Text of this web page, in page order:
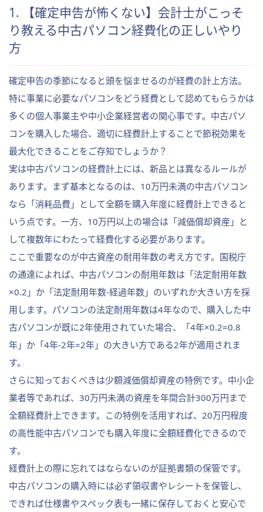
1. 【確定申告が怖くない】会計士がこっそ
り教える中古パソコン経費化の正しいやり
方
確定申告の季節になると頭を悩ませるのが経費の計上方法。
特に事業に必要なパソコンをどう経費として認めてもらうかは
多くの個人事業主や中小企業経営者の関心事です。中古パソ
コンを購入した場合、適切に経費計上することで節税効果を
最大化できることをご存知でしょうか？
実は中古パソコンの経費計上には、新品とは異なるルールが
あります。まず基本となるのは、10万円未満の中古パソコン
なら「消耗品費」として全額を購入年度に経費計上できると
いう点です。一方、10万円以上の場合は「減価償却資産」と
して複数年にわたって経費化する必要があります。
ここで重要なのが中古資産の耐用年数の考え方です。国税庁
の通達によれば、中古パソコンの耐用年数は「法定耐用年数
×0.2」か「法定耐用年数-経過年数」のいずれか大きい方を採
用します。パソコンの法定耐用年数は4年なので、購入した中
古パソコンが既に2年使用されていた場合、「4年×0.2=0.8
年」か「4年-2年=2年」の大きい方である2年が適用されま
す。
さらに知っておくべきは少額減価償却資産の特例です。中小企
業者等であれば、30万円未満の資産を年間合計300万円まで
全額経費計上できます。この特例を活用すれば、20万円程度
の高性能中古パソコンでも購入年度に全額経費化できるので
す。
経費計上の際に忘れてはならないのが証拠書類の保管です。
中古パソコンの購入時には必ず領収書やレシートを保管し、
できれば仕様書やスペック表も一緒に保存しておくと安心で